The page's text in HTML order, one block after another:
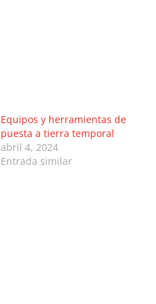
Equipos y herramientas de
puesta a tierra temporal
abril 4, 2024
Entrada similar